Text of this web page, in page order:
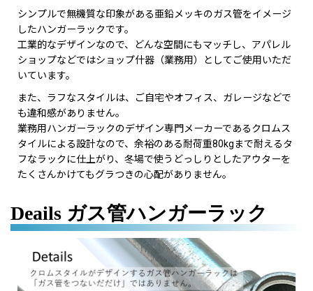
シンプルで無機質な印象がある亜鉛メッキのガス管をイメージ
したハンガーラックです。
工業的なデザインなので、どんな空間にもマッチし、アパレル
ショップなどではショップ什器（業務用）としてご使用いただ
いています。
また、ラフなスタイルは、ご自宅やオフィス、ガレージなどで
も違和感がありません。
業務用ハンガーラックのデザイン専門メーカーであるクロムス
タイルによる設計なので、余裕のある耐荷重80kgまで耐えるタ
フなラックに仕上がり、冬場で使うどっしりとしたアウターを
たくさんかけてもグラつきの心配がありません。
Deails ガス管ハンガーラック